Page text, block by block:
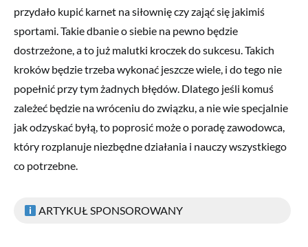
przydało kupić karnet na siłownię czy zająć się jakimiś
sportami. Takie dbanie o siebie na pewno będzie
dostrzeżone, a to już malutki kroczek do sukcesu. Takich
kroków będzie trzeba wykonać jeszcze wiele, i do tego nie
popełnić przy tym żadnych błędów. Dlatego jeśli komuś
zależeć będzie na wróceniu do związku, a nie wie specjalnie
jak odzyskać byłą, to poprosić może o poradę zawodowca,
który rozplanuje niezbędne działania i nauczy wszystkiego
co potrzebne.
ARTYKUŁ SPONSOROWANY